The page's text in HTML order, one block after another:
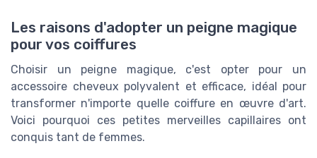
Les raisons d'adopter un peigne magique
pour vos coiffures
Choisir un peigne magique, c'est opter pour un
accessoire cheveux polyvalent et efficace, idéal pour
transformer n'importe quelle coiffure en œuvre d'art.
Voici pourquoi ces petites merveilles capillaires ont
conquis tant de femmes.